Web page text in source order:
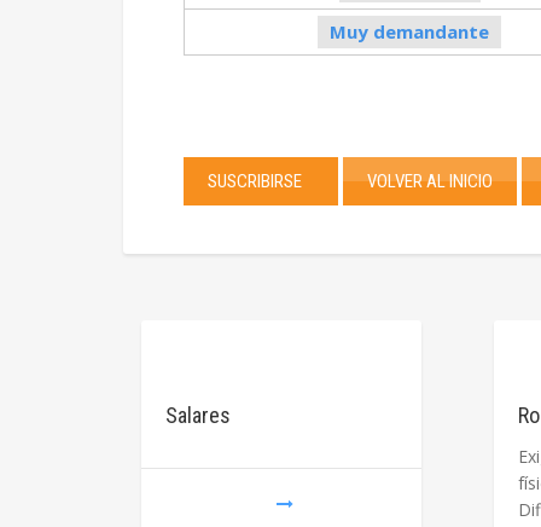
Muy demandante
SUSCRIBIRSE VOLVER AL INICIO
Salares